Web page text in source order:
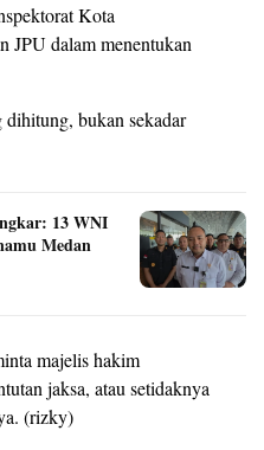
Kota
JPU dalam menentukan
dihitung, bukan sekadar
13 WNI
Medan
majelis hakim
jaksa, atau setidaknya
(rizky)